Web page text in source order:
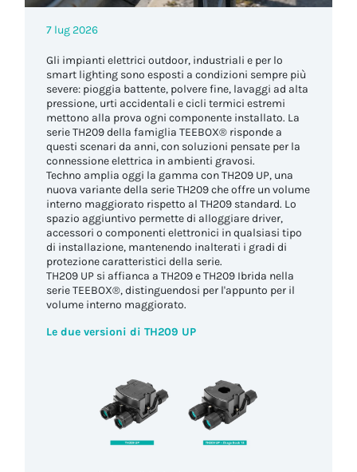
7 lug 2026
Gli impianti elettrici outdoor, industriali e per lo
smart lighting sono esposti a condizioni sempre più
severe: pioggia battente, polvere fine, lavaggi ad alta
pressione, urti accidentali e cicli termici estremi
mettono alla prova ogni componente installato. La
serie TH209 della famiglia TEEBOX® risponde a
questi scenari da anni, con soluzioni pensate per la
connessione elettrica in ambienti gravosi.
Techno amplia oggi la gamma con TH209 UP, una
nuova variante della serie TH209 che offre un volume
interno maggiorato rispetto al TH209 standard. Lo
spazio aggiuntivo permette di alloggiare driver,
accessori o componenti elettronici in qualsiasi tipo
di installazione, mantenendo inalterati i gradi di
protezione caratteristici della serie.
TH209 UP si affianca a TH209 e TH209 Ibrida nella
serie TEEBOX®, distinguendosi per l'appunto per il
volume interno maggiorato.
Le due versioni di TH209 UP